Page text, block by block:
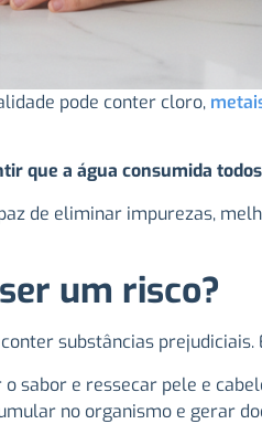
pode conter cloro,
que a água consumida
de eliminar impurezas,
um risco?
substâncias
sabor e ressecar pele e
no organismo e gerar